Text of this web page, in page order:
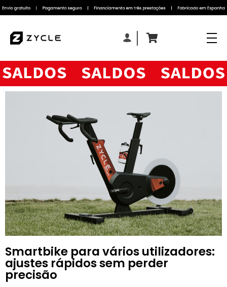
Smartbike para vários utilizadores:
ajustes rápidos sem perder
precisão